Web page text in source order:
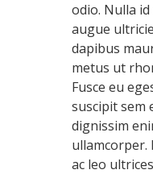
odio. Nulla id
augue
dapibus
metus ut
Fusce eu
suscipit sem
dignissim
ullamcorper.
ac leo